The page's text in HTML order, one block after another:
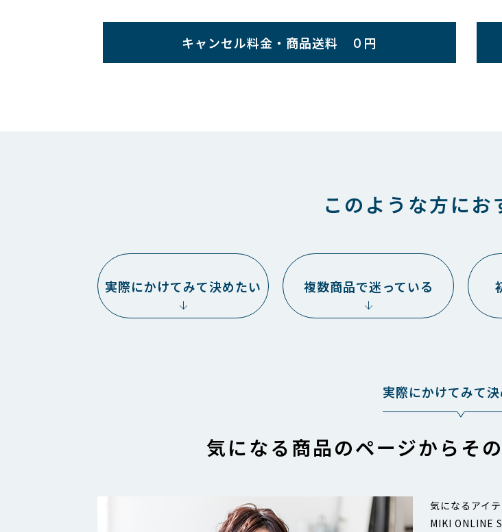
キャンセル料金・商品送料 ０円
このような方にお
実際にかけてみて決めたい 複数商品で迷っている
実際にかけてみて
気になる商品のページから そ
気になるアイ
MIKI ONLINE